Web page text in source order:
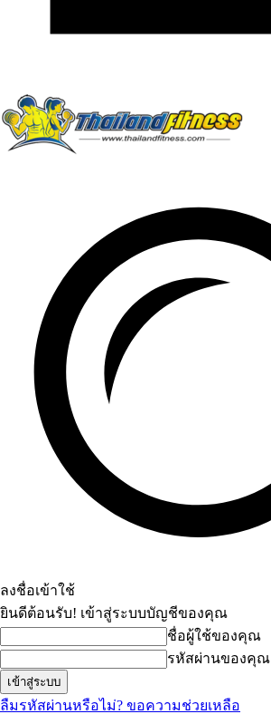
ลงชื่อเข้าใช้
ยินดีต้อนรับ! เข้าสู่ระบบบัญชีของคุณ
ชื่อผู้ใช้ของคุณ
รหัสผ่านของคุณ
ลืมรหัสผ่านหรือไม่? ขอความช่วยเหลือ